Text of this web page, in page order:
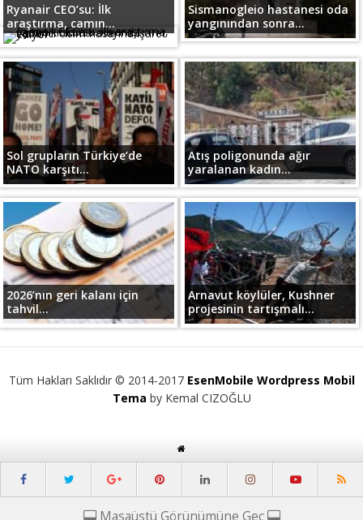
Ryanair CEO’su: İlk
araştırma, camın...
Sismanogleio hastanesi oda
yangınından sonra...
Sol grupların Türkiye’de
NATO karşıtı...
Atış poligonunda ağır
yaralanan kadın...
2026’nın geri kalanı için
tahvil...
Arnavut köylüler, Kushner
projesinin tartışmalı...
Tüm Hakları Saklıdır © 2014-2017 EsenMobile Wordpress Mobil
Tema by Kemal CIZOĞLU
Masaüstü Görünümüne Geç